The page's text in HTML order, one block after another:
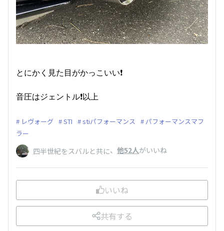
とにかく見た目がかっこいい❗️
音圧はジェントル❗️以上
レヴォーグ STI stiパフォーマンス
パフォーマンスマフ
ラー
四半世紀をスバルと共に、 他52人がいいね
いいね
共有する